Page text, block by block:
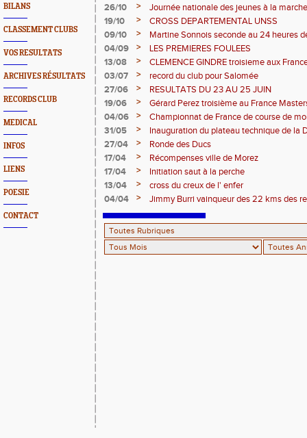
BILANS
CLASSEMENT CLUBS
VOS RESULTATS
ARCHIVES RÉSULTATS
RECORDS CLUB
MEDICAL
INFOS
LIENS
POESIE
CONTACT
26/10
>
Journée nationale des jeunes à la marche
19/10
>
CROSS DEPARTEMENTAL UNSS
09/10
>
Martine Sonnois seconde au 24 heures
04/09
>
LES PREMIERES FOULEES
13/08
>
CLEMENCE GINDRE troisieme aux
03/07
>
record du club pour Salomée
27/06
>
RESULTATS DU 23 AU 25 JUIN
19/06
>
Gérard Perez troisième au France
04/06
>
Championnat de France de course de
31/05
>
Inauguration du plateau technique de la
27/04
>
Ronde des Ducs
17/04
>
Récompenses ville de Morez
17/04
>
Initiation saut à la perche
13/04
>
cross du creux de l' enfer
04/04
> Jimmy Burri vainqueur des 22 kms des